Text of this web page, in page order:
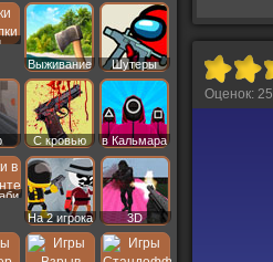
Оценок: 25
Выживание
Шутеры
С кровью в Кальмара
На 2 игрока
3D